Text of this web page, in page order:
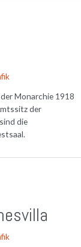
Monarchie 1918
der
die